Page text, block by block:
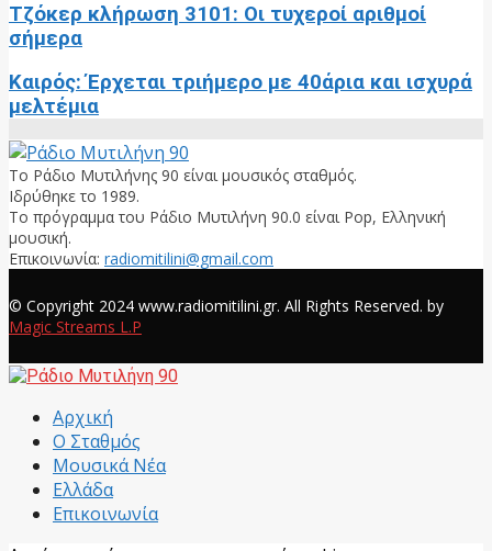
Τζόκερ κλήρωση 3101: Οι τυχεροί αριθμοί
σήμερα
Καιρός: Έρχεται τριήμερο με 40άρια και ισχυρά
μελτέμια
Το Ράδιο Μυτιλήνης 90 είναι μουσικός σταθμός.
Ιδρύθηκε το 1989.
Το πρόγραμμα του Ράδιο Μυτιλήνη 90.0 είναι Pop, Ελληνική
μουσική.
Επικοινωνία: radiomitilini@gmail.com
© Copyright 2024 www.radiomitilini.gr. All Rights Reserved. by
Magic Streams L.P
Αρχική
Ο Σταθμός
Μουσικά Νέα
Ελλάδα
Επικοινωνία